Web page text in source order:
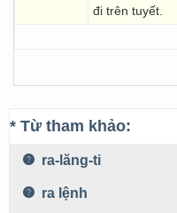
đi trên tuyết.
* Từ tham khảo:
ra-lăng-ti
ra lệnh